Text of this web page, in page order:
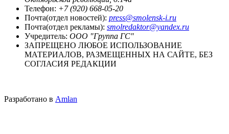
Телефон: +7 (920) 668-05-20
Почта(отдел новостей): press@smolensk-i.ru
Почта(отдел рекламы): smolredaktor@yandex.ru
Учредитель: ООО "Группа ГС"
ЗАПРЕЩЕНО ЛЮБОЕ ИСПОЛЬЗОВАНИЕ
МАТЕРИАЛОВ, РАЗМЕЩЕННЫХ НА САЙТЕ, БЕЗ
СОГЛАСИЯ РЕДАКЦИИ
Разработано в Amlan